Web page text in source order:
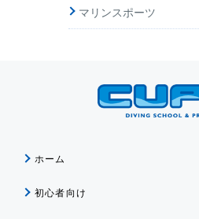
マリンスポーツ
ホーム
初心者向け